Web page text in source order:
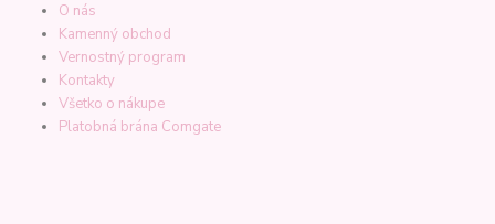
O nás
Kamenný obchod
Vernostný program
Kontakty
Všetko o nákupe
Platobná brána Comgate